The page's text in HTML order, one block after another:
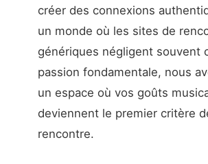
créer des connexions
un monde où les sites de
génériques négligent souvent
passion fondamentale, nous
un espace où vos goûts
deviennent le premier critère
rencontre.